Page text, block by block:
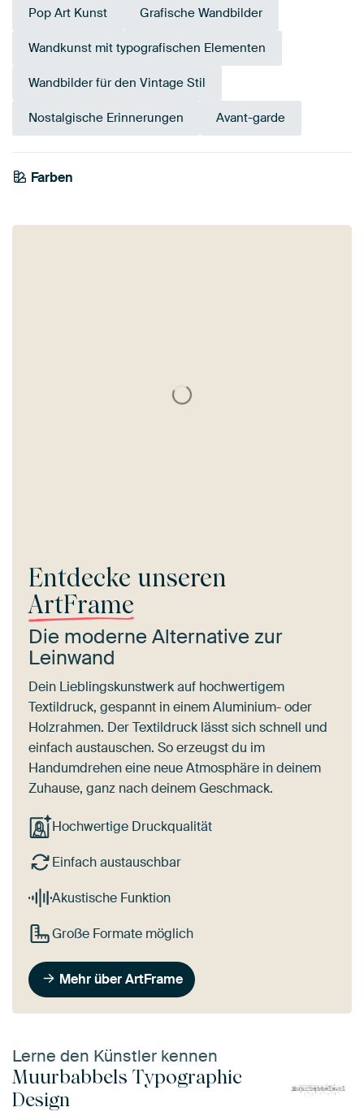
Pop Art Kunst Grafische Wandbilder
Wandkunst mit typografischen Elementen
Wandbilder für den Vintage Stil
Nostalgische Erinnerungen Avant-garde
Farben
Blau
Taupe
Anthrazit
Entdecke unseren
ArtFrame
Die moderne Alternative zur
Leinwand
Dein Lieblingskunstwerk auf hochwertigem
Textildruck, gespannt in einem Aluminium- oder
Holzrahmen. Der Textildruck lässt sich schnell und
einfach austauschen. So erzeugst du im
Handumdrehen eine neue Atmosphäre in deinem
Zuhause, ganz nach deinem Geschmack.
Hochwertige Druckqualität
Einfach austauschbar
Akustische Funktion
Große Formate möglich
Mehr über ArtFrame
Lerne den Künstler kennen
Muurbabbels Typographic
Design